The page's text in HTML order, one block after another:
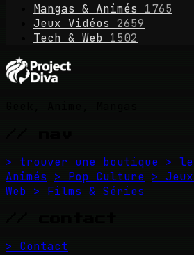
Mangas & Animés
1765
Jeux Vidéos
2659
Tech & Web 1502
> trouver une boutique >
Animés
> Pop Culture >
Web > Films & Séries
> Contact